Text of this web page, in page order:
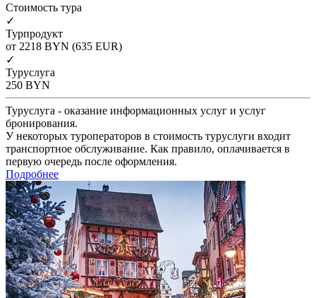
Cтоимость тура
✓
Турпродукт
от 2218 BYN (635 EUR)
✓
Туруслуга
250 BYN
Туруслуга - оказание информационных услуг и услуг
бронирования.
У некоторых туроператоров в стоимость туруслуги входит
транспортное обслуживание. Как правило, оплачивается в
первую очередь после оформления.
Подробнее